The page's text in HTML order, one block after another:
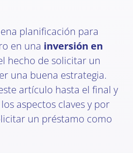
planificación para
en una inversión en
hecho de solicitar un
una buena estrategia.
artículo hasta el final y
aspectos claves y por
un préstamo como